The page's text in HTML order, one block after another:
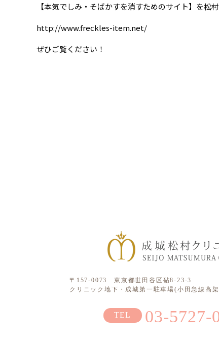
【本気でしみ・そばかすを消すためのサイト】を松
http://www.freckles-item.net/
ぜひご覧ください！
〒157-0073 東京都世田谷区砧8-23-3
クリニック地下・成城第一駐車場(小田急線高
03-5727-